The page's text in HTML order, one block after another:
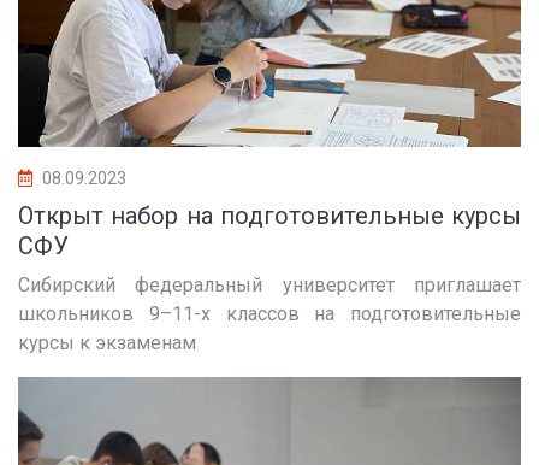
08.09.2023
Открыт набор на подготовительные курсы
СФУ
Сибирский федеральный университет приглашает
школьников 9–11-х классов на подготовительные
курсы к экзаменам